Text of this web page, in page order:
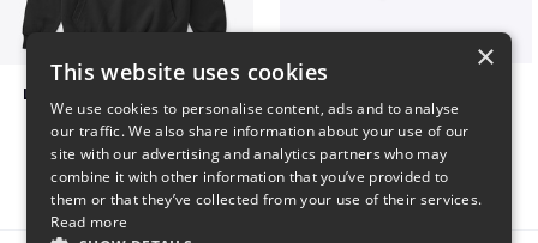
Living Artists and Money
$41 $7
×
This website uses cookies
We use cookies to personalise content, ads and to analyse
our traffic. We also share information about your use of our
site with our advertising and analytics partners who may
combine it with other information that you’ve provided to
them or that they’ve collected from your use of their services.
Read more